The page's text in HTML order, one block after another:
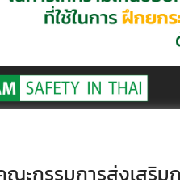
ณะกรรมการส่งเสริ